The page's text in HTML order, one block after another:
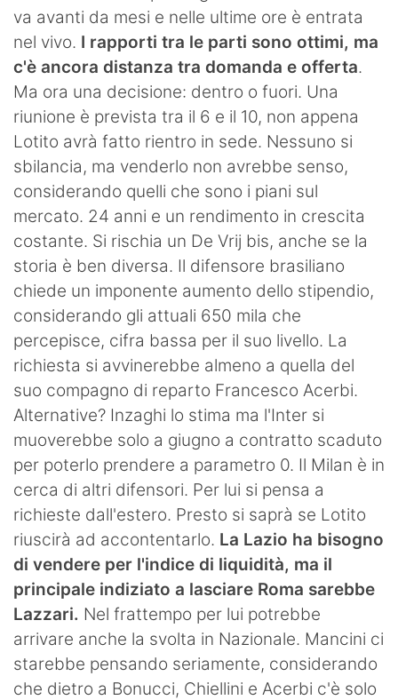
va avanti da mesi e nelle ultime ore è entrata
nel vivo. I rapporti tra le parti sono ottimi, ma
c'è ancora distanza tra domanda e offerta.
Ma ora una decisione: dentro o fuori. Una
riunione è prevista tra il 6 e il 10, non appena
Lotito avrà fatto rientro in sede. Nessuno si
sbilancia, ma venderlo non avrebbe senso,
considerando quelli che sono i piani sul
mercato. 24 anni e un rendimento in crescita
costante. Si rischia un De Vrij bis, anche se la
storia è ben diversa. Il difensore brasiliano
chiede un imponente aumento dello stipendio,
considerando gli attuali 650 mila che
percepisce, cifra bassa per il suo livello. La
richiesta si avvinerebbe almeno a quella del
suo compagno di reparto Francesco Acerbi.
Alternative? Inzaghi lo stima ma l'Inter si
muoverebbe solo a giugno a contratto scaduto
per poterlo prendere a parametro 0. Il Milan è in
cerca di altri difensori. Per lui si pensa a
richieste dall'estero. Presto si saprà se Lotito
riuscirà ad accontentarlo. La Lazio ha bisogno
di vendere per l'indice di liquidità, ma il
principale indiziato a lasciare Roma sarebbe
Lazzari. Nel frattempo per lui potrebbe
arrivare anche la svolta in Nazionale. Mancini ci
starebbe pensando seriamente, considerando
che dietro a Bonucci, Chiellini e Acerbi c'è solo